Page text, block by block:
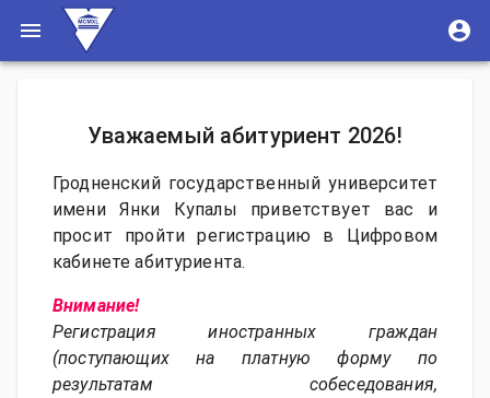
Уважаемый абитуриент 2026!
Гродненский государственный университет
имени Янки Купалы приветствует вас и
просит пройти регистрацию в Цифровом
кабинете абитуриента.
Внимание!
Регистрация иностранных граждан
(поступающих на платную форму по
результатам собеседования,